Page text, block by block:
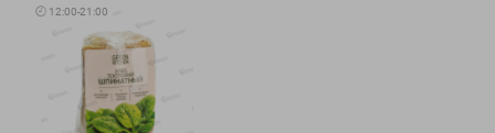
🕘 12:00-21:00